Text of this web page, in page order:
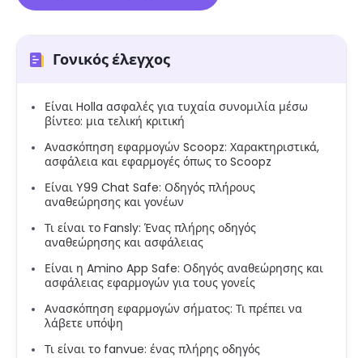
Γονικός έλεγχος
Είναι Holla ασφαλές για τυχαία συνομιλία μέσω
βίντεο: μια τελική κριτική
Ανασκόπηση εφαρμογών Scoopz: Χαρακτηριστικά,
ασφάλεια και εφαρμογές όπως το Scoopz
Είναι Y99 Chat Safe: Οδηγός πλήρους
αναθεώρησης και γονέων
Τι είναι το Fansly: Ένας πλήρης οδηγός
αναθεώρησης και ασφάλειας
Είναι η Amino App Safe: Οδηγός αναθεώρησης και
ασφάλειας εφαρμογών για τους γονείς
Ανασκόπηση εφαρμογών σήματος: Τι πρέπει να
λάβετε υπόψη
Τι είναι το fanvue: ένας πλήρης οδηγός